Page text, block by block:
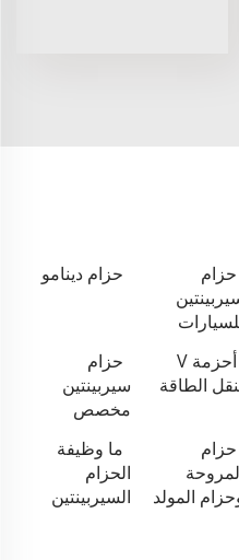
حزام
حزام دينامو
أحزمة V
الطاقة
حزام
سيربينتين
مخصص
حزام
المولد
ما وظيفة
الحزام
السيربينتين